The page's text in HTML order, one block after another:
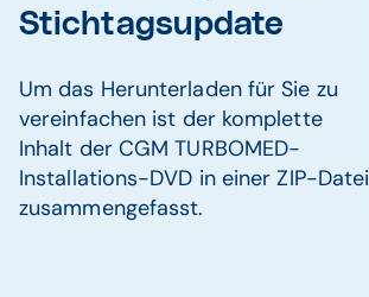
Stichtagsupdate
Um das Herunterladen für Sie zu
vereinfachen ist der komplette
Inhalt der CGM TURBOMED-
Installations-DVD in einer ZIP-Datei
zusammengefasst.